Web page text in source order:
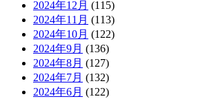
2024年12月 (115)
2024年11月 (113)
2024年10月 (122)
2024年9月 (136)
2024年8月 (127)
2024年7月 (132)
2024年6月 (122)